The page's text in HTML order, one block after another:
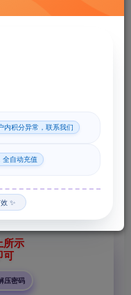
积分
所示
可
压密码
内积分异常，联系我们
全自动充值
✨